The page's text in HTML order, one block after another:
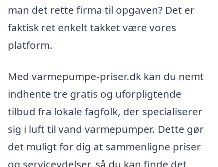
man det rette firma til opgaven? Det er
faktisk ret enkelt takket være vores
platform.
Med varmepumpe-priser.dk kan du nemt
indhente tre gratis og uforpligtende
tilbud fra lokale fagfolk, der specialiserer
sig i luft til vand varmepumper. Dette gør
det muligt for dig at sammenligne priser
og serviceydelser, så du kan finde det